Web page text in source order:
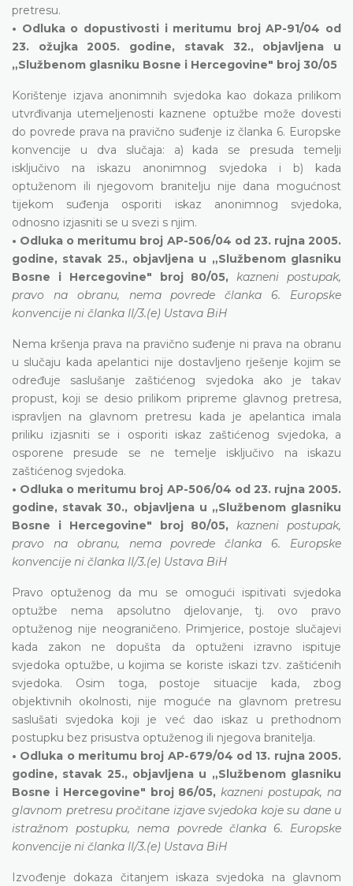
pretresu.
• Odluka o dopustivosti i meritumu broj AP-91/04 od
23. ožujka 2005. godine, stavak 32., objavljena u
„Službenom glasniku Bosne i Hercegovine" broj 30/05
Korištenje izjava anonimnih svjedoka kao dokaza prilikom
utvrđivanja utemeljenosti kaznene optužbe može dovesti
do povrede prava na pravično suđenje iz članka 6. Europske
konvencije u dva slučaja: a) kada se presuda temelji
isključivo na iskazu anonimnog svjedoka i b) kada
optuženom ili njegovom branitelju nije dana mogućnost
tijekom suđenja osporiti iskaz anonimnog svjedoka,
odnosno izjasniti se u svezi s njim.
• Odluka o meritumu broj AP-506/04 od 23. rujna 2005.
godine, stavak 25., objavljena u „Službenom glasniku
Bosne i Hercegovine" broj 80/05,kazneni postupak,
pravo na obranu, nema povrede članka 6. Europske
konvencije ni članka II/3.(e) Ustava BiH
Nema kršenja prava na pravično suđenje ni prava na obranu
u slučaju kada apelantici nije dostavljeno rješenje kojim se
određuje saslušanje zaštićenog svjedoka ako je takav
propust, koji se desio prilikom pripreme glavnog pretresa,
ispravljen na glavnom pretresu kada je apelantica imala
priliku izjasniti se i osporiti iskaz zaštićenog svjedoka, a
osporene presude se ne temelje isključivo na iskazu
zaštićenog svjedoka.
• Odluka o meritumu broj AP-506/04 od 23. rujna 2005.
godine, stavak 30., objavljena u „Službenom glasniku
Bosne i Hercegovine" broj 80/05,kazneni postupak,
pravo na obranu, nema povrede članka 6. Europske
konvencije ni članka II/3.(e) Ustava BiH
Pravo optuženog da mu se omogući ispitivati svjedoka
optužbe nema apsolutno djelovanje, tj. ovo pravo
optuženog nije neograničeno. Primjerice, postoje slučajevi
kada zakon ne dopušta da optuženi izravno ispituje
svjedoka optužbe, u kojima se koriste iskazi tzv. zaštićenih
svjedoka. Osim toga, postoje situacije kada, zbog
objektivnih okolnosti, nije moguće na glavnom pretresu
saslušati svjedoka koji je već dao iskaz u prethodnom
postupku bez prisustva optuženog ili njegova branitelja.
• Odluka o meritumu broj AP-679/04 od 13. rujna 2005.
godine, stavak 25., objavljena u „Službenom glasniku
Bosne i Hercegovine" broj 86/05,kazneni postupak, na
glavnom pretresu pročitane izjave svjedoka koje su dane u
istražnom postupku, nema povrede članka 6. Europske
konvencije ni članka II/3.(e) Ustava BiH
Izvođenje dokaza čitanjem iskaza svjedoka na glavnom